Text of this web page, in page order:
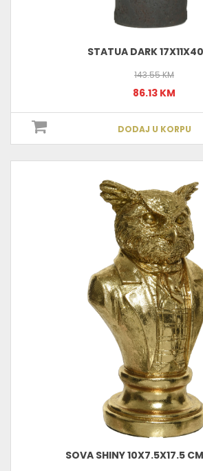
STATUA DARK
143.55 KM
86.13 KM
DODAJ U KORPU
SOVA SHINY 10X7.5X17.5